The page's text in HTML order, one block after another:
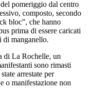
pomeriggio dal centro
composto, secondo
bloc”, che hanno
prima di essere caricati
di manganello.
di La Rochelle, un
sono rimasti
arrestate per
o manifestazione non